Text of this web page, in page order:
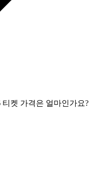
티켓 가격은 얼마인가요?